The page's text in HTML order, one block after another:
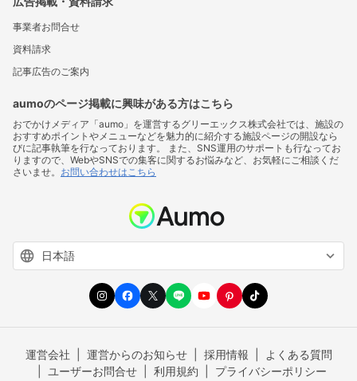
事業者お問合せ
資料請求
記事広告のご案内
aumoのページ掲載に興味がある方はこちら
おでかけメディア「aumo」を運営するグリーエックス株式会社では、施設の
おすすめポイントやメニューなどを魅力的に紹介する施設ページの開設なら
びに記事執筆を行なっております。 また、SNS運用のサポートも行なってお
りますので、WebやSNSでの集客に関するお悩みなど、お気軽にご相談くだ
さいませ。 お問い合わせはこちら
運営会社 運営からのお知らせ 採用情報
よくある質問
ユーザーお問合せ
利用規約 プライバシーポリシー